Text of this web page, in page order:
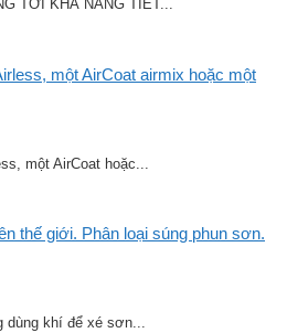
TỚI KHẢ NĂNG TIẾT...
một AirCoat airmix hoặc một
một AirCoat hoặc...
thế giới. Phân loại súng phun sơn.
dùng khí để xé sơn...